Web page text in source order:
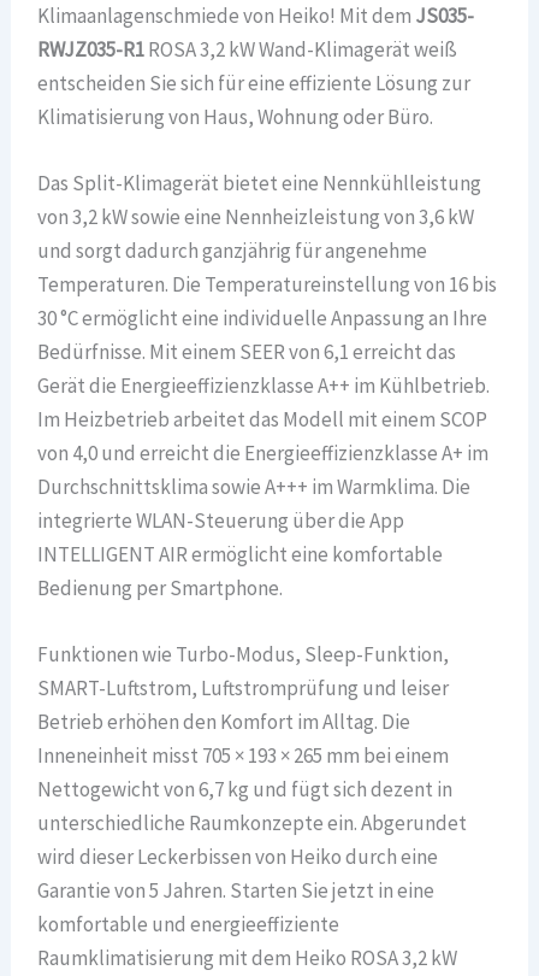
Klimaanlagenschmiede von Heiko! Mit dem JS035-
RWJZ035-R1ROSA 3,2 kW Wand-Klimagerät weiß
entscheiden Sie sich für eine effiziente Lösung zur
Klimatisierung von Haus, Wohnung oder Büro.
Das Split-Klimagerät bietet eine Nennkühlleistung
von 3,2 kW sowie eine Nennheizleistung von 3,6 kW
und sorgt dadurch ganzjährig für angenehme
Temperaturen. Die Temperatureinstellung von 16 bis
30 °C ermöglicht eine individuelle Anpassung an Ihre
Bedürfnisse. Mit einem SEER von 6,1 erreicht das
Gerät die Energieeffizienzklasse A++ im Kühlbetrieb.
Im Heizbetrieb arbeitet das Modell mit einem SCOP
von 4,0 und erreicht die Energieeffizienzklasse A+ im
Durchschnittsklima sowie A+++ im Warmklima. Die
integrierte WLAN-Steuerung über die App
INTELLIGENT AIR ermöglicht eine komfortable
Bedienung per Smartphone.
Funktionen wie Turbo-Modus, Sleep-Funktion,
SMART-Luftstrom, Luftstromprüfung und leiser
Betrieb erhöhen den Komfort im Alltag. Die
Inneneinheit misst 705 × 193 × 265 mm bei einem
Nettogewicht von 6,7 kg und fügt sich dezent in
unterschiedliche Raumkonzepte ein. Abgerundet
wird dieser Leckerbissen von Heiko durch eine
Garantie von 5 Jahren. Starten Sie jetzt in eine
komfortable und energieeffiziente
Raumklimatisierung mit dem Heiko ROSA 3,2 kW